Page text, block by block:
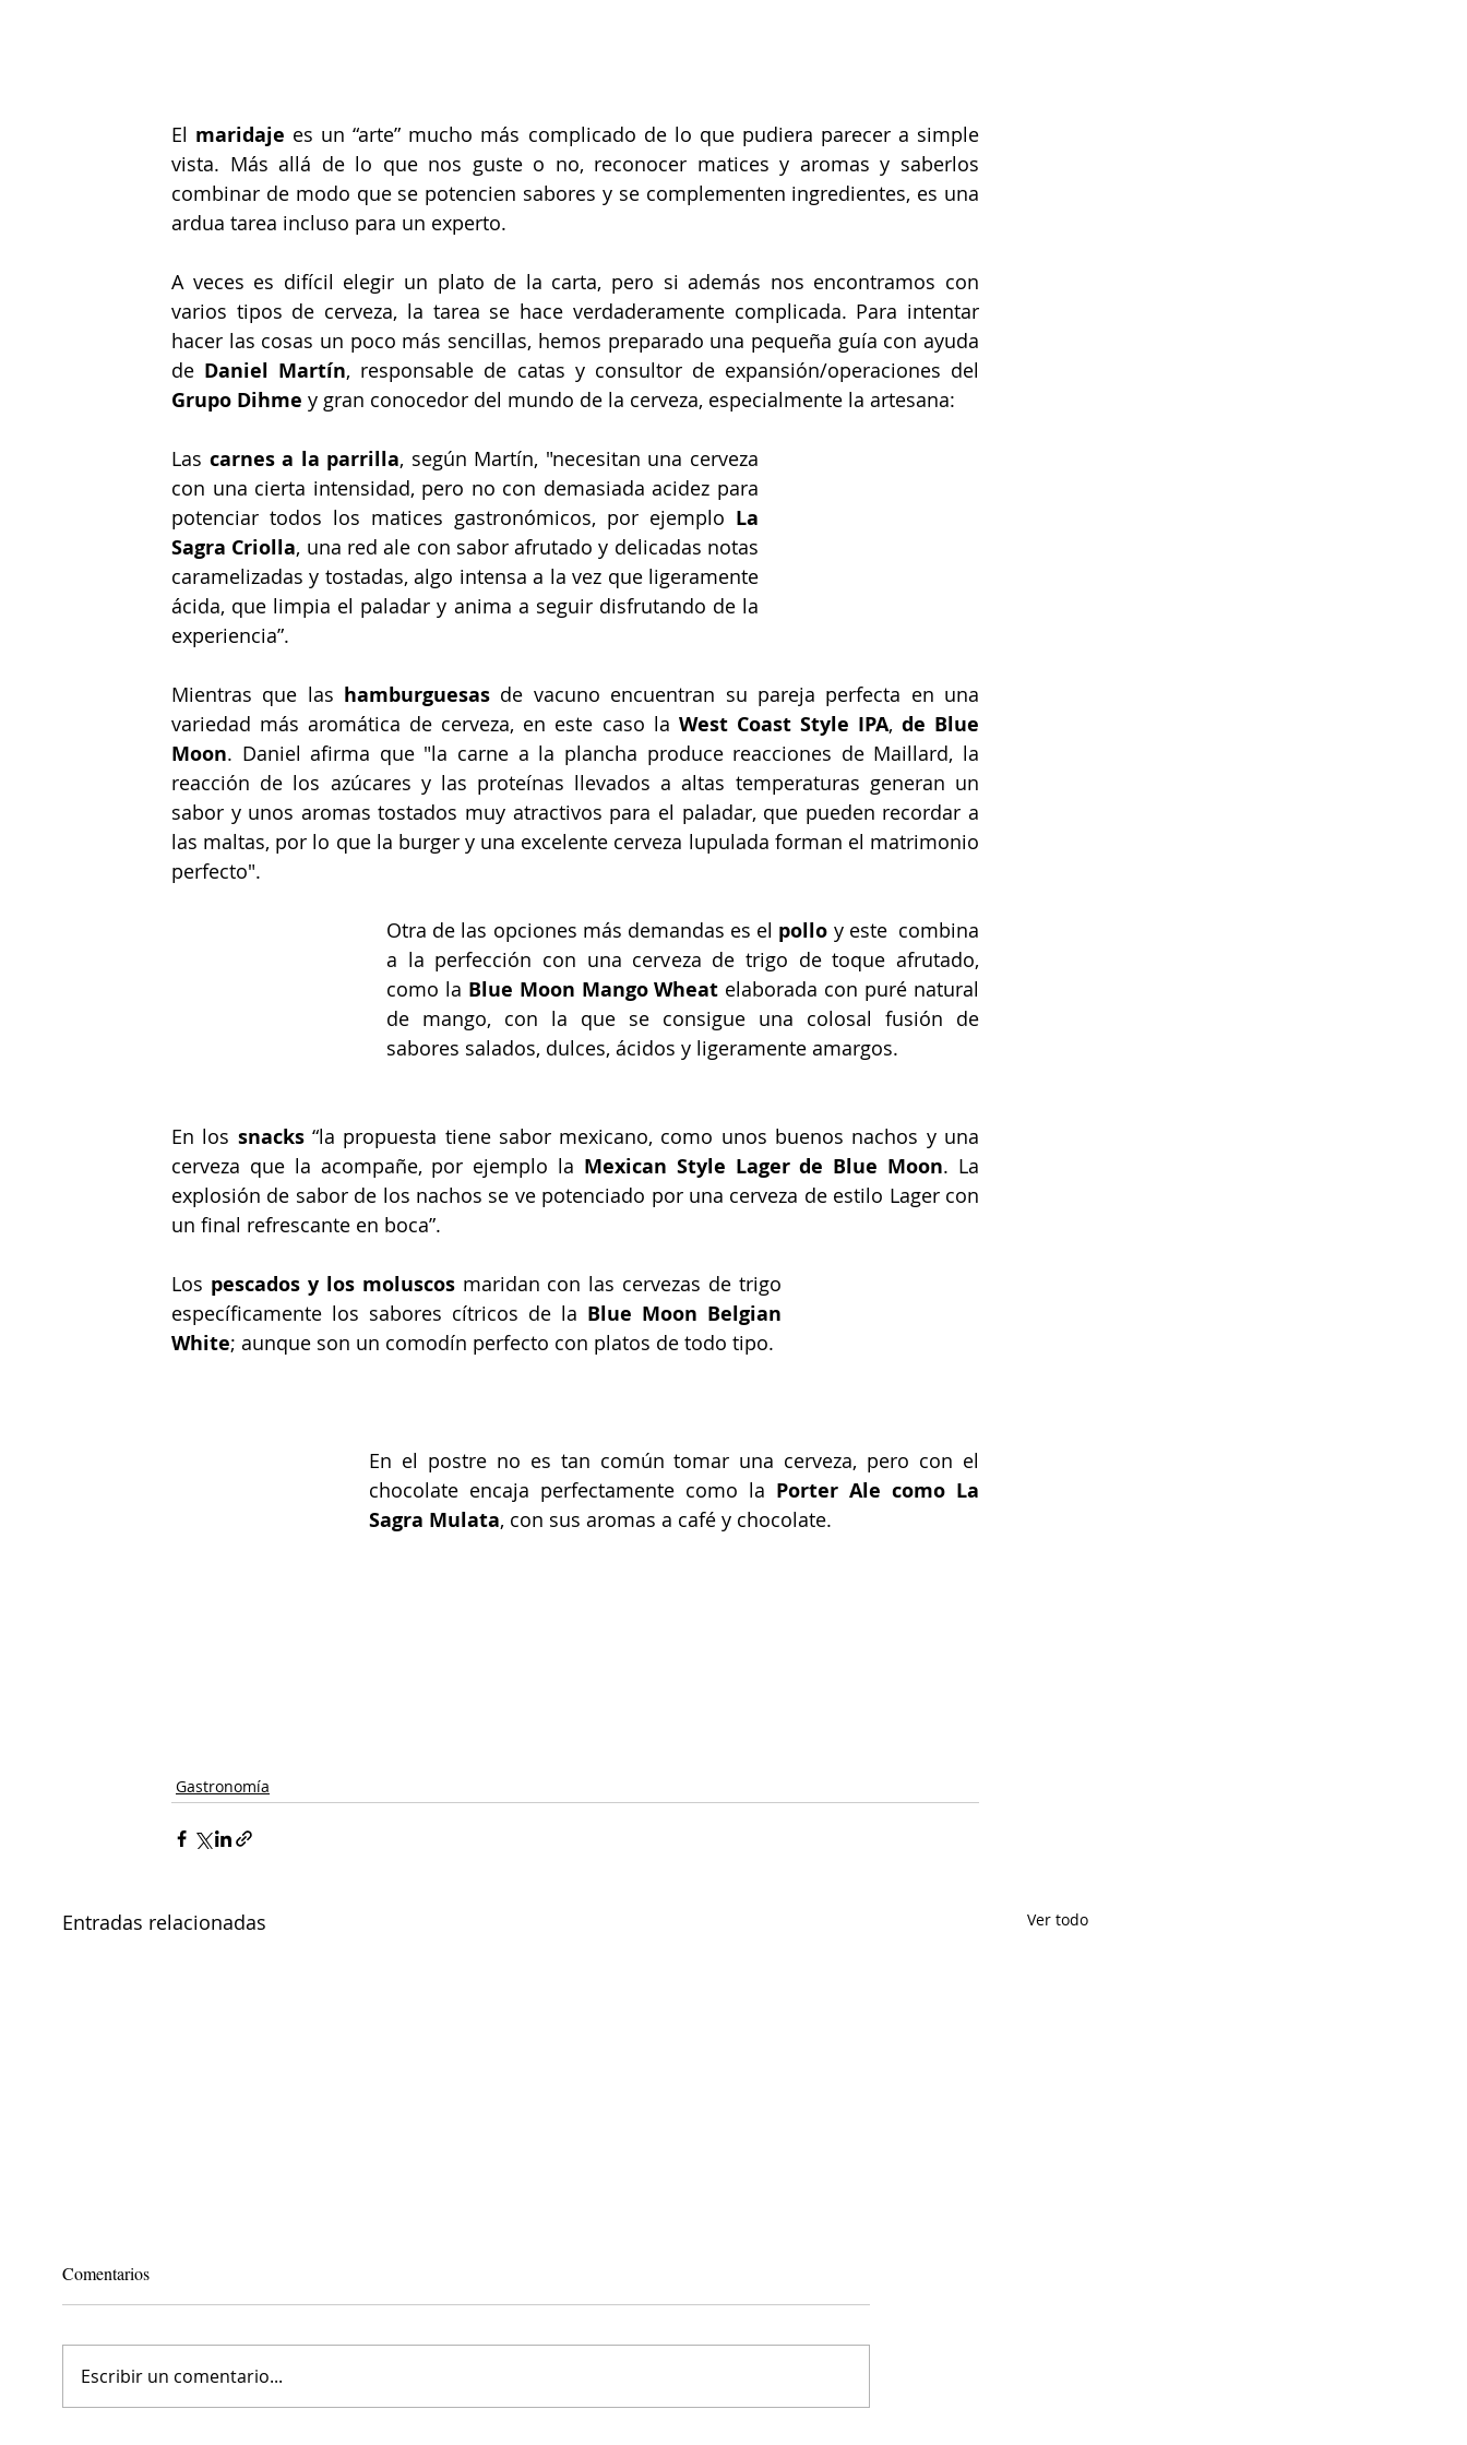
El maridaje es un “arte” mucho más complicado de lo que pudiera parecer a simple
vista. Más allá de lo que nos guste o no, reconocer matices y aromas y saberlos
combinar de modo que se potencien sabores y se complementen ingredientes, es una
ardua tarea incluso para un experto.
A veces es difícil elegir un plato de la carta, pero si además nos encontramos con
varios tipos de cerveza, la tarea se hace verdaderamente complicada. Para intentar
hacer las cosas un poco más sencillas, hemos preparado una pequeña guía con ayuda
de Daniel Martín
Grupo Dihme y gran conocedor del mundo de la cerveza, especialmente la artesana:
Las carnes a la parrilla, según Martín, "necesitan una cerveza
con una cierta intensidad, pero no con demasiada acidez para
potenciar todos los matices gastronómicos, por ejemplo La
Sagra Criolla, una red ale con sabor afrutado y delicadas notas
caramelizadas y tostadas, algo intensa a la vez que ligeramente
ácida, que limpia el paladar y anima a seguir disfrutando de la
experiencia”.
Mientras que las hamburguesas de vacuno encuentran su pareja perfecta en una
variedad más aromática de cerveza, en este caso la West Coast Style IPA, de Blue
Moon. Daniel afirma que "la carne a la plancha produce reacciones de Maillard, la
reacción de los azúcares y las proteínas llevados a altas temperaturas generan un
sabor y unos aromas tostados muy atractivos para el paladar, que pueden recordar a
las maltas, por lo que la burger y una excelente cerveza lupulada forman el matrimonio
perfecto".
Otra de las opciones más demandas es el pollo y este  combina
a la perfección con una cerveza de trigo de toque afrutado,
como la Blue Moon Mango Wheat elaborada con puré natural
de mango, con la que se consigue una colosal fusión de
sabores salados, dulces, ácidos y ligeramente amargos.
En los snacks “la propuesta tiene sabor mexicano, como unos buenos nachos y una
cerveza que la acompañe, por ejemplo la Mexican Style Lager de Blue Moon. La
explosión de sabor de los nachos se ve potenciado por una cerveza de estilo Lager con
un final refrescante en boca”.
Los pescados y los moluscos maridan con las cervezas de trigo
específicamente los sabores cítricos de la Blue Moon Belgian
White; aunque son un comodín perfecto con platos de todo tipo.
En el postre no es tan común tomar una cerveza, pero con el
chocolate encaja perfectamente como la Porter Ale como La
Sagra Mulata, con sus aromas a café y chocolate.
Gastronomía
Entradas relacionadas Ver todo
Comentarios
Escribir un comentario...